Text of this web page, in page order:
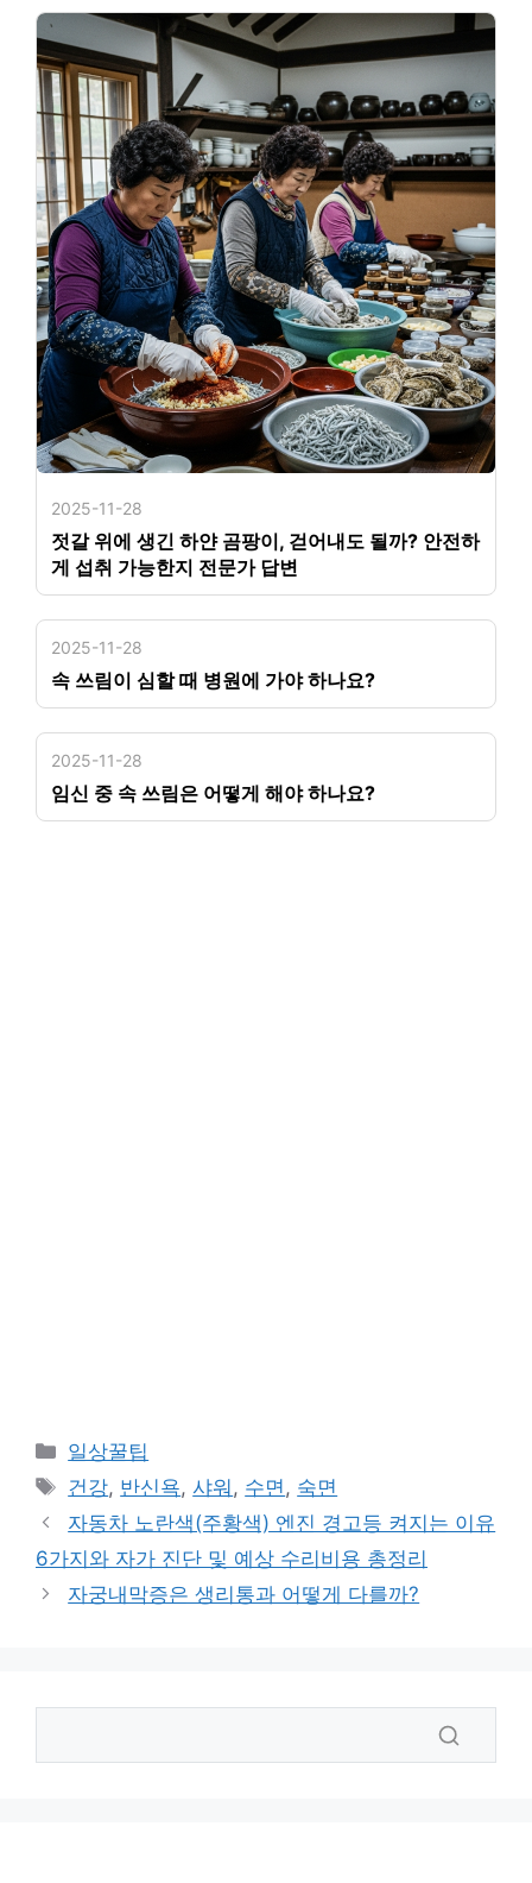
2025-11-28
젓갈 위에 생긴 하얀 곰팡이, 걷어내도 될까? 안전하
게 섭취 가능한지 전문가 답변
2025-11-28
속 쓰림이 심할 때 병원에 가야 하나요?
2025-11-28
임신 중 속 쓰림은 어떻게 해야 하나요?
카
테
리
일상꿀팁
태
그
건강, 반신욕,샤워 , 수면, 숙면
자동차 노란색(주황색) 엔진 경고등 켜지는 이유
6가지와 자가 진단 및 예상 수리비용 총정리
자궁내막증은 생리통과 어떻게 다를까?